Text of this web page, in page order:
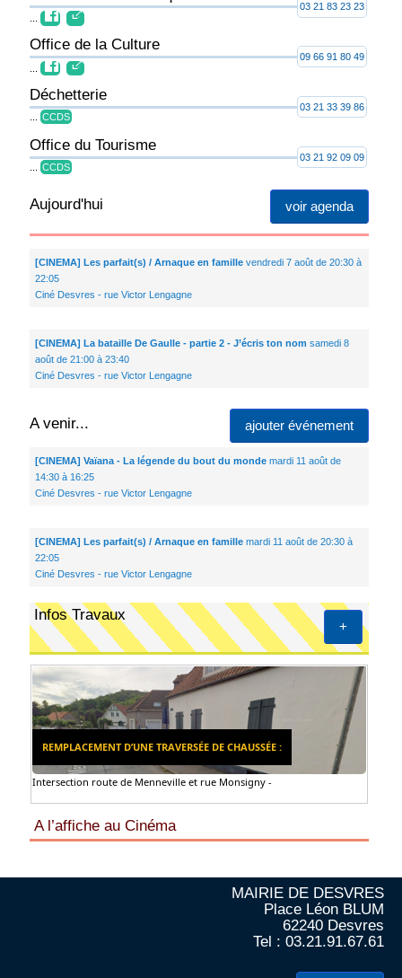
...
03 21 83 23 23
Office de la Culture
09 66 91 80 49
Déchetterie
CCDS
03 21 33 39 86
Office du Tourisme
CCDS
03 21 92 09 09
voir agenda
Aujourd'hui
[CINEMA] Les parfait(s) / Arnaque en famillevendredi 7 août de 20:30 à
22:05
Ciné Desvres - rue Victor Lengagne
[CINEMA] La bataille De Gaulle - partie 2 - J’écris ton nom samedi 8
août de 21:00 à 23:40
Ciné Desvres - rue Victor Lengagne
A venir... ajouter événement
[CINEMA] Vaïana - La légende du bout du mondemardi 11 août de
14:30 à 16:25
Ciné Desvres - rue Victor Lengagne
[CINEMA] Les parfait(s) / Arnaque en famillemardi 11 août de 20:30 à
22:05
Ciné Desvres - rue Victor Lengagne
+
Infos Travaux
REMPLACEMENT D’UNE TRAVERSÉE DE CHAUSSÉE :
Intersection route de Menneville et rue Monsigny -
A l’affiche au Cinéma
MAIRIE DE DESVRES
Place Léon BLUM
62240 Desvres
Tel : 03.21.91.67.61